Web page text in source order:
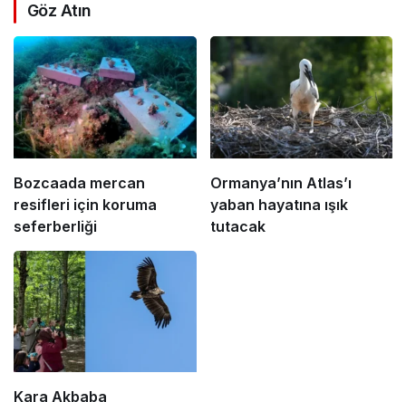
Göz Atın
Bozcaada mercan
resifleri için koruma
seferberliği
Ormanya’nın Atlas’ı
yaban hayatına ışık
tutacak
Kara Akbaba